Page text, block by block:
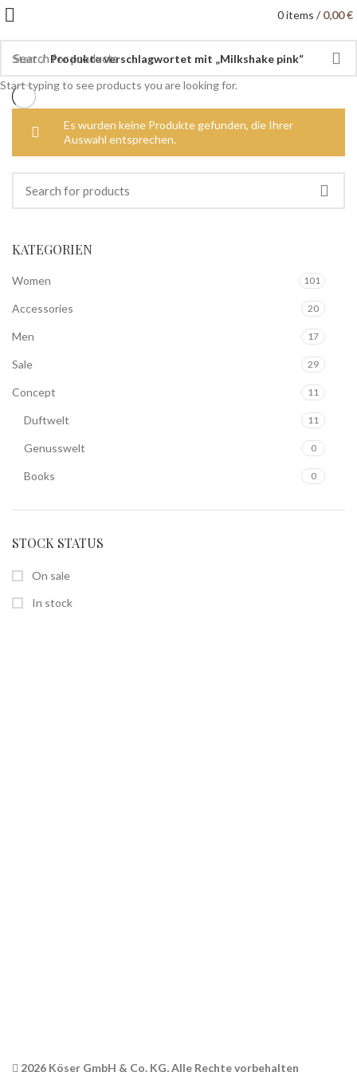
0items / 0,00€
KATEGORIEN
Accessories 20
Concept 11
Books 0
Duftwelt 11
Genusswelt 0
Men 17
Sale 29
Women 101
STOCK STATUS
On sale
In stock
Start Produkte verschlagwortet mit „Milkshake pink“
Es wurden keine Produkte gefunden, die Ihrer
Auswahl entsprechen.
2026 Köser GmbH & Co. KG, Alle Rechte vorbehalten
Start typing to see products you are looking for.